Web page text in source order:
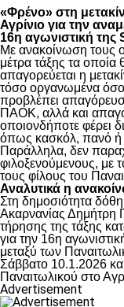
«Φρένο» στη
Αγρίνιο για την
16η αγωνιστική
Με ανακοίνωση τους
μέτρα τάξης τα οποία
απαγορεύεται η
τόσο οργανωμένα
προβλέπει
ΠΑΟΚ, αλλά και
οποιονδήποτε φέρει
όπως κασκόλ, πανό ή
Παράλληλα, δεν
φιλοξενούμενους, με
τους φίλους του
Αναλυτικά η
Στη δημοσιότητα
Ακαρνανίας Δημήτρη
τήρησης της τάξης
για την 16η
μεταξύ των
Σάββατο 10.1.2026
Παναιτωλικού στο
Advertisement